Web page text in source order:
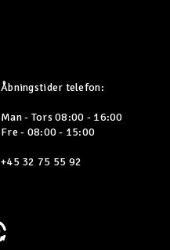
Åbningstider telefon:
Man - Tors 08:00 - 16:00
Fre - 08:00 - 15:00
+45 32 75 55 92